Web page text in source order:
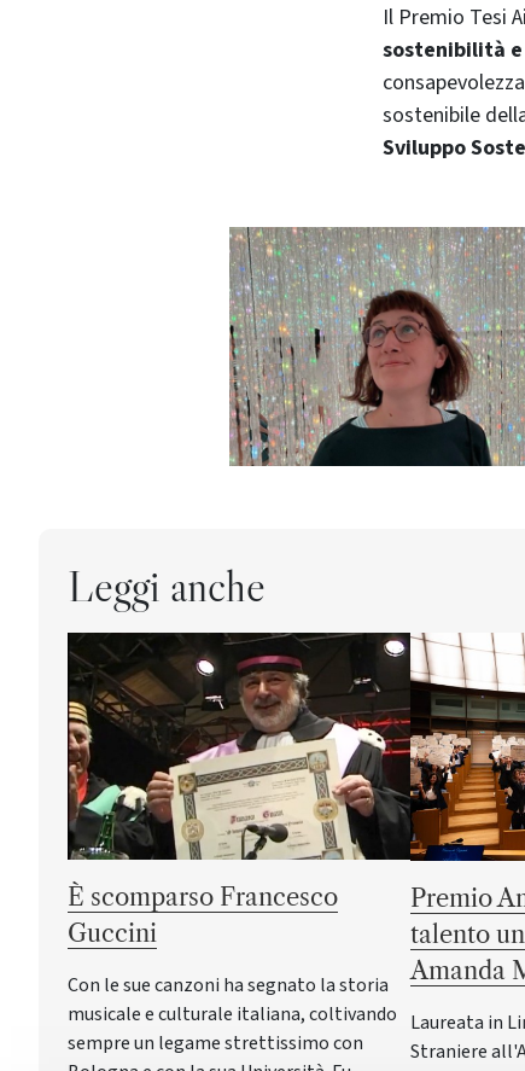
Il Premio Tesi
sostenibilità
sostenibile
Sviluppo
Leggi anche
È scomparso Francesco
Guccini
Con le sue canzoni ha segnato la storia
musicale e culturale italiana, coltivando
sempre un legame strettissimo con
Premio
talento
Amanda
Laureata in
Straniere